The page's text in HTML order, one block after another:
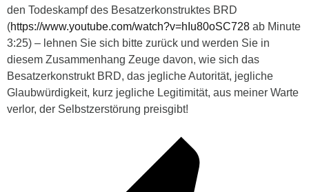
den Todeskampf des Besatzerkonstruktes BRD
(https://www.youtube.com/watch?v=hIu80oSC728 ab Minute
3:25) – lehnen Sie sich bitte zurück und werden Sie in
diesem Zusammenhang Zeuge davon, wie sich das
Besatzerkonstrukt BRD, das jegliche Autorität, jegliche
Glaubwürdigkeit, kurz jegliche Legitimität, aus meiner Warte
verlor, der Selbstzerstörung preisgibt!